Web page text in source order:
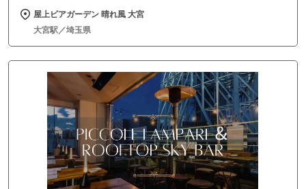
屋上ビアガーデン 晴れ風 大宮
大宮駅／埼玉県